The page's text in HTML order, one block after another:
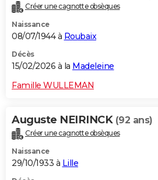
Créer une cagnotte obsèques
Naissance
08/07/1944 à Roubaix
Décès
15/02/2026 à la Madeleine
Famille WULLEMAN
Auguste NEIRINCK (92 ans)
Créer une cagnotte obsèques
Naissance
29/10/1933 à Lille